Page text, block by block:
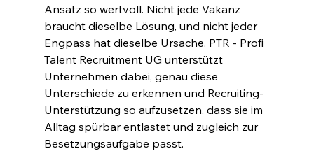
Ansatz so wertvoll. Nicht jede Vakanz
braucht dieselbe Lösung, und nicht jeder
Engpass hat dieselbe Ursache. PTR - Profi
Talent Recruitment UG unterstützt
Unternehmen dabei, genau diese
Unterschiede zu erkennen und Recruiting-
Unterstützung so aufzusetzen, dass sie im
Alltag spürbar entlastet und zugleich zur
Besetzungsaufgabe passt.